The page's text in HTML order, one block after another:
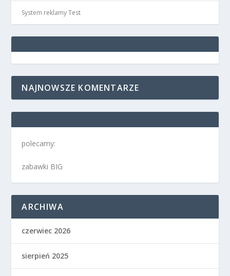
System reklamy Test
NAJNOWSZE KOMENTARZE
polecamy:
zabawki BIG
ARCHIWA
czerwiec 2026
sierpień 2025